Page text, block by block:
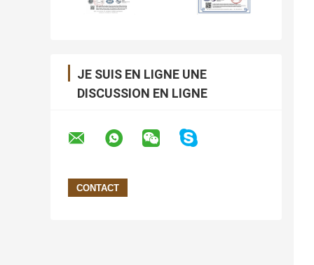
JE SUIS EN LIGNE UNE
DISCUSSION EN LIGNE